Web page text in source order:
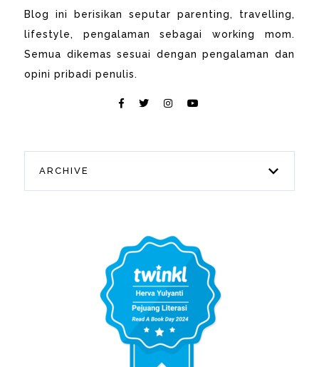
Blog ini berisikan seputar parenting, travelling,
lifestyle, pengalaman sebagai working mom.
Semua dikemas sesuai dengan pengalaman dan
opini pribadi penulis.
ARCHIVE